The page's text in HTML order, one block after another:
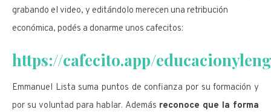
grabando el video, y editándolo merecen una retribución
económica, podés a donarme unos cafecitos:
https://cafecito.app/
Emmanuel Lista suma puntos de confianza por su formación y
por su voluntad para hablar. Además reconoce que la forma